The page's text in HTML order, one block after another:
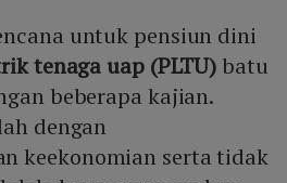
untuk pensiun dini
tenaga uap (PLTU)batu
beberapa kajian.
dengan
keekonomian serta tidak